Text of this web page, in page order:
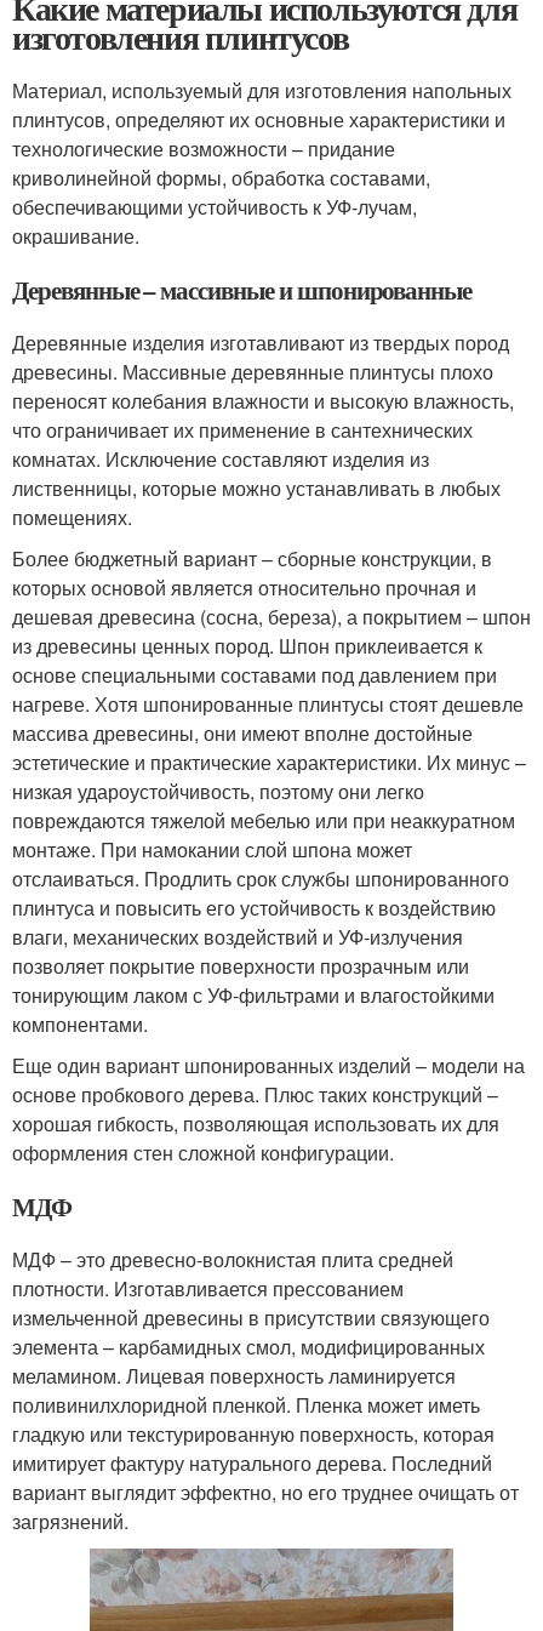
изготовления плинтусов
Материал, используемый для изготовления напольных
плинтусов, определяют их основные характеристики и
технологические возможности – придание
криволинейной формы, обработка составами,
обеспечивающими устойчивость к УФ-лучам,
окрашивание.
Деревянные – массивные и шпонированные
Деревянные изделия изготавливают из твердых пород
древесины. Массивные деревянные плинтусы плохо
переносят колебания влажности и высокую влажность,
что ограничивает их применение в сантехнических
комнатах. Исключение составляют изделия из
лиственницы, которые можно устанавливать в любых
помещениях.
Более бюджетный вариант – сборные конструкции, в
которых основой является относительно прочная и
дешевая древесина (сосна, береза), а покрытием – шпон
из древесины ценных пород. Шпон приклеивается к
основе специальными составами под давлением при
нагреве. Хотя шпонированные плинтусы стоят дешевле
массива древесины, они имеют вполне достойные
эстетические и практические характеристики. Их минус –
низкая удароустойчивость, поэтому они легко
повреждаются тяжелой мебелью или при неаккуратном
монтаже. При намокании слой шпона может
отслаиваться. Продлить срок службы шпонированного
плинтуса и повысить его устойчивость к воздействию
влаги, механических воздействий и УФ-излучения
позволяет покрытие поверхности прозрачным или
тонирующим лаком с УФ-фильтрами и влагостойкими
компонентами.
Еще один вариант шпонированных изделий – модели на
основе пробкового дерева. Плюс таких конструкций –
хорошая гибкость, позволяющая использовать их для
оформления стен сложной конфигурации.
МДФ
МДФ – это древесно-волокнистая плита средней
плотности. Изготавливается прессованием
измельченной древесины в присутствии связующего
элемента – карбамидных смол, модифицированных
меламином. Лицевая поверхность ламинируется
поливинилхлоридной пленкой. Пленка может иметь
гладкую или текстурированную поверхность, которая
имитирует фактуру натурального дерева. Последний
вариант выглядит эффектно, но его труднее очищать от
загрязнений.